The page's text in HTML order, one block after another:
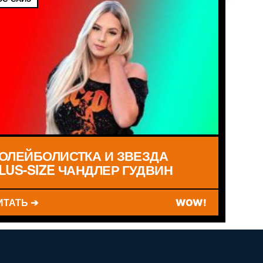
И ЗВЕЗДА
SIZE ЧАНДЛЕР ГУДВИН
➔ WOW!